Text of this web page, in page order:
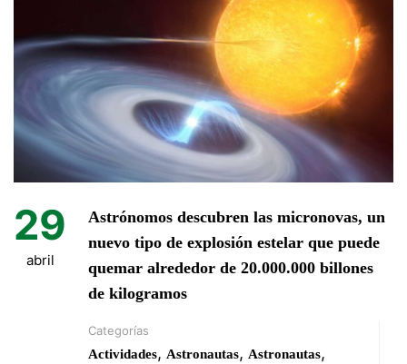
29
abril
Astrónomos descubren las micronovas, un
nuevo tipo de explosión estelar que puede
quemar alrededor de 20.000.000 billones
de kilogramos
Categorías
Actividades, Astronautas, Astronautas,